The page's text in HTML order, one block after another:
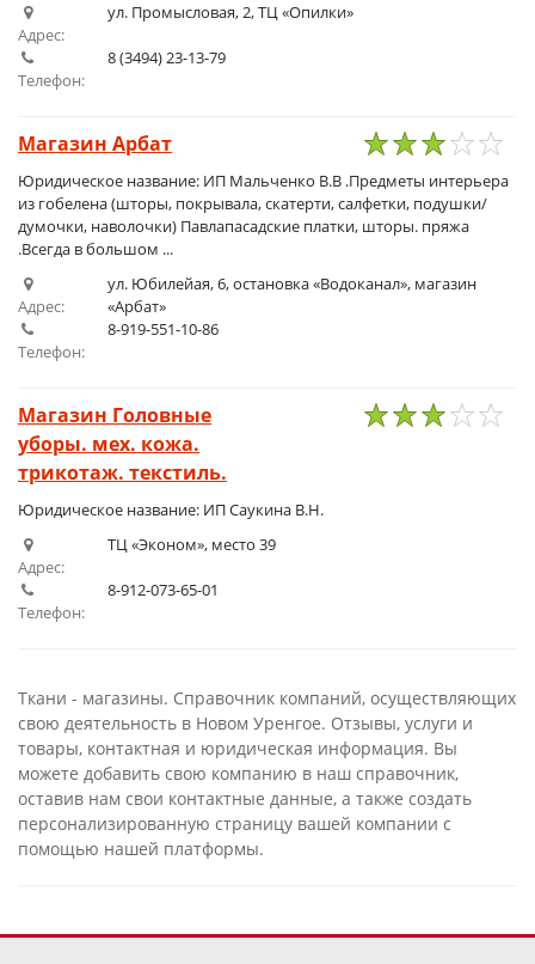
Адрес:
ул. Промысловая, 2, ТЦ «Опилки»
Телефон:
8 (3494) 23-13-79
Магазин Арбат
5
4
3
2
1
Юридическое название: ИП Мальченко В.В .Предметы интерьера
из гобелена (шторы, покрывала, скатерти, салфетки, подушки/
думочки, наволочки) Павлапасадские платки, шторы. пряжа
.Всегда в большом ...
Адрес:
ул. Юбилейая, 6, остановка «Водоканал», магазин
«Арбат»
Телефон:
8-919-551-10-86
Магазин Головные
уборы. мех. кожа.
трикотаж. текстиль.
Юридическое название: ИП Саукина В.Н.
Адрес:
ТЦ «Эконом», место 39
Телефон:
8-912-073-65-01
Ткани - магазины. Справочник компаний, осуществляющих
свою деятельность в Новом Уренгое. Отзывы, услуги и
товары, контактная и юридическая информация. Вы
можете добавить свою компанию в наш справочник,
оставив нам свои контактные данные, а также создать
персонализированную страницу вашей компании с
помощью нашей платформы.